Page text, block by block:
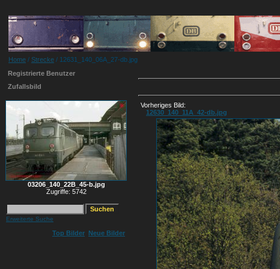
Home / Strecke / 12631_140_06A_27-db.jpg
Registrierte Benutzer
Zufallsbild
03206_140_22B_45-b.jpg
Zugriffe: 5742
Erweiterte Suche
Top Bilder Neue Bilder
Vorheriges Bild:
12630_140_11A_42-db.jpg